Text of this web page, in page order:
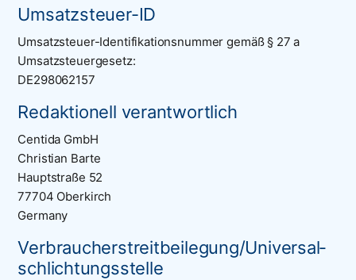
Umsatzsteuer-ID
Umsatzsteuer-Identifikationsnummer gemäß § 27 a
Umsatzsteuergesetz:
DE298062157
Redaktionell verantwortlich
Centida GmbH
Christian Barte
Hauptstraße 52
77704 Oberkirch
Germany
Verbraucher­streit­beilegung/Universal­
schlichtungs­stelle